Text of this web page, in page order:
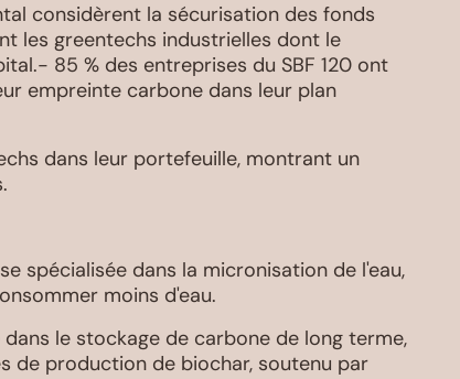
considèrent la sécurisation des fonds
les greentechs industrielles dont le
85 % des entreprises du SBF 120 ont
empreinte carbone dans leur plan
dans leur portefeuille, montrant un
spécialisée dans la micronisation de l'eau,
moins d'eau.
le stockage de carbone de long terme,
de production de biochar, soutenu par